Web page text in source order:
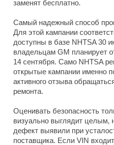
заменят бесплатно.
Самый надежный способ
Для этой кампании
доступны в базе NHTSA 30
владельцам GM планирует
14 сентября. Само NHTSA
открытые кампании именно
активного отзыва
ремонта.
Оценивать безопасность
визуально выглядит целым,
дефект выявили при
поставщика. Если VIN